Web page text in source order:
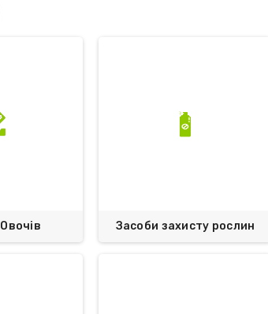
Засоби захисту рослин